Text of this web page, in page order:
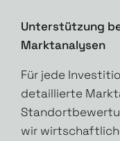
Unterstützung
Marktanalysen
Für jede
detaillierte
wir